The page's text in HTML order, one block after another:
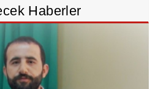
Haberler